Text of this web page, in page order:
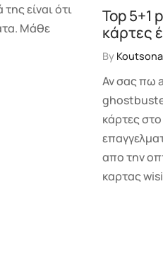
είναι ότι
Μάθε
Top 5+1
κάρτες
By
Αν σας πω
κάρτες
απο την
καρτας